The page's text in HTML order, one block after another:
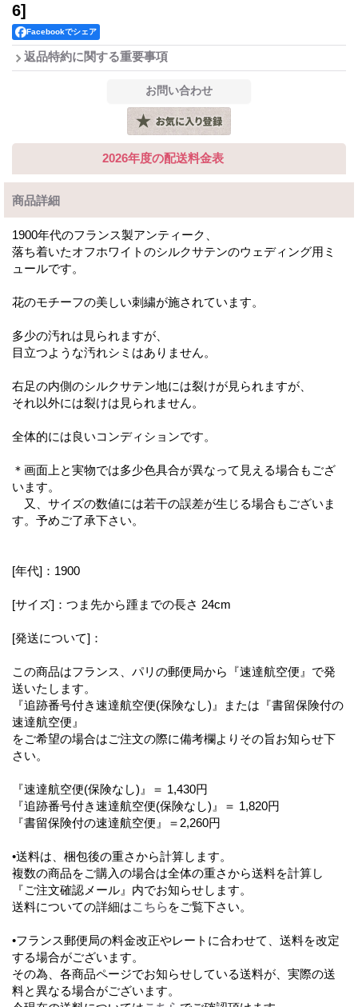
6]
Facebookでシェア
返品特約に関する重要事項
2026年度の配送料金表
商品詳細
1900年代のフランス製アンティーク、
落ち着いたオフホワイトのシルクサテンのウェディング用ミ
ュールです。
花のモチーフの美しい刺繍が施されています。
多少の汚れは見られますが、
目立つような汚れシミはありません。
右足の内側のシルクサテン地には裂けが見られますが、
それ以外には裂けは見られません。
全体的には良いコンディションです。
＊画面上と実物では多少色具合が異なって見える場合もござ
います。
又、サイズの数値には若干の誤差が生じる場合もございま
す。予めご了承下さい。
[年代]：1900
[サイズ]：つま先から踵までの長さ 24cm
[発送について]：
この商品はフランス、パリの郵便局から『速達航空便』で発
送いたします。
『追跡番号付き速達航空便(保険なし)』または『書留保険付の
速達航空便』
をご希望の場合はご注文の際に備考欄よりその旨お知らせ下
さい。
『速達航空便(保険なし)』＝ 1,430円
『追跡番号付き速達航空便(保険なし)』＝ 1,820円
『書留保険付の速達航空便』＝2,260円
•送料は、梱包後の重さから計算します。
複数の商品をご購入の場合は全体の重さから送料を計算し
『ご注文確認メール』内でお知らせします。
送料についての詳細はこちらをご覧下さい。
•フランス郵便局の料金改正やレートに合わせて、送料を改定
する場合がございます。
その為、各商品ページでお知らせしている送料が、実際の送
料と異なる場合がございます。